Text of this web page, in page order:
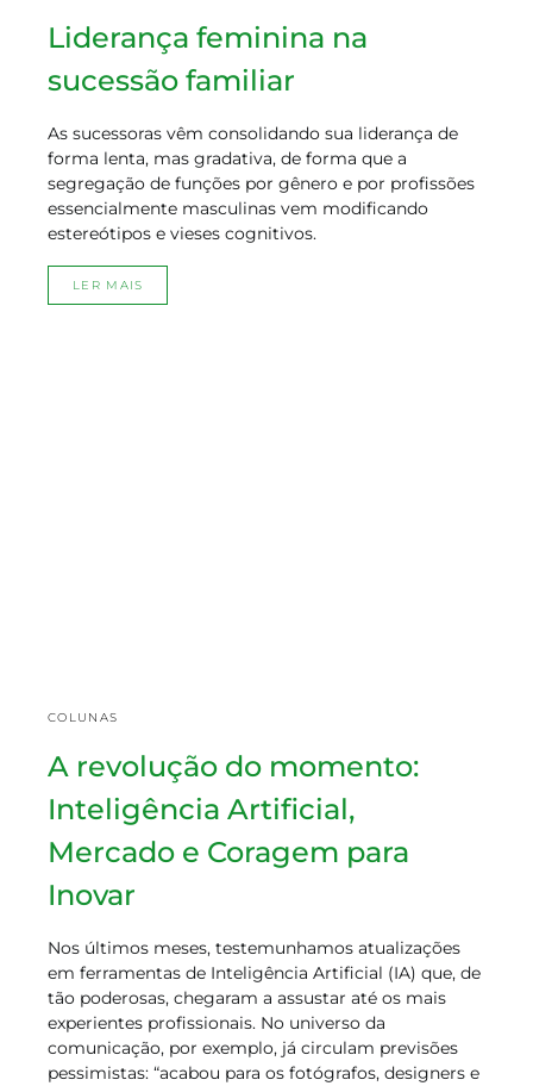
Liderança feminina na
sucessão familiar
As sucessoras vêm consolidando sua liderança de
forma lenta, mas gradativa, de forma que a
segregação de funções por gênero e por profissões
essencialmente masculinas vem modificando
estereótipos e vieses cognitivos.
LER MAIS
COLUNAS
A revolução do momento:
Inteligência Artificial,
Mercado e Coragem para
Inovar
Nos últimos meses, testemunhamos atualizações
em ferramentas de Inteligência Artificial (IA) que, de
tão poderosas, chegaram a assustar até os mais
experientes profissionais. No universo da
comunicação, por exemplo, já circulam previsões
pessimistas: “acabou para os fotógrafos, designers e